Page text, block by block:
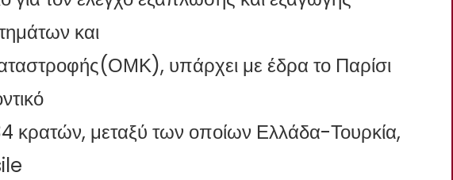
και
υπάρχει με έδρα το Παρίσι
κρατών, μεταξύ των οποίων Ελλάδα-Τουρκία,